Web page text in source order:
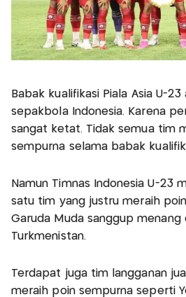
Babak kualifikasi Piala Asia U-
sepakbola Indonesia. Karena
sangat ketat. Tidak semua tim
sempurna selama babak
Namun Timnas Indonesia U-23
satu tim yang justru meraih
Garuda Muda sanggup menang
Turkmenistan.
Terdapat juga tim langganan
meraih poin sempurna seperti